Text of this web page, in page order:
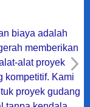
biaya adalah
memberikan
alat proyek
kompetitif. Kami
proyek gudang